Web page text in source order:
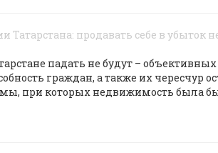
Татарстана: продавать себе в убыток
падать не будут –
граждан, а также их чересчур
при которых недвижимость была